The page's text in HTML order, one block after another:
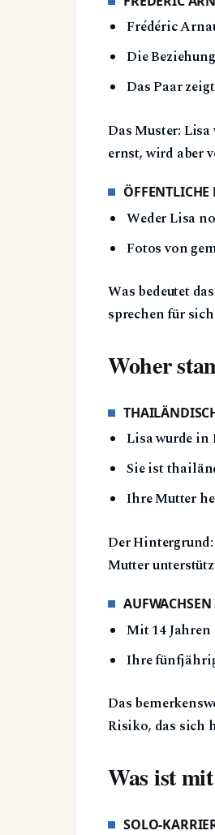
Frédéric
Die
Das Paar
Das Muster:
ernst, wird aber
ÖFFENTLICHE
Weder Lisa
Fotos von
Was bedeutet
sprechen für
Woher
Lisa wurde in
Sie ist
Ihre Mutter
Der
Mutter
Mit 14
Ihre
Das
Risiko, das sich
Was ist
SOLO-